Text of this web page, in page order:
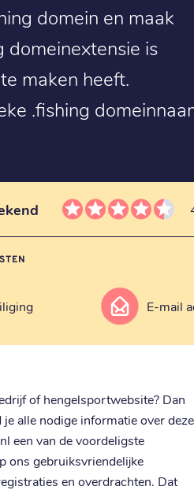
domein en maak
domeinextensie is
maken heeft.
.fishing
E-mail
of hengelsportwebsite? Dan
alle nodige informatie over deze
een van de voordeligste
ons gebruiksvriendelijke
en overdrachten. Dat